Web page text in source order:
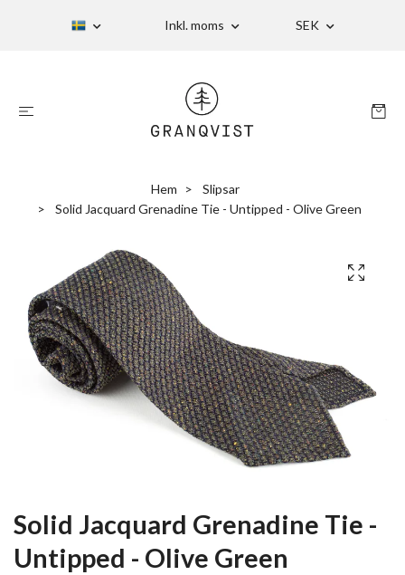
Inkl. moms SEK
Hem
Slipsar
Solid Jacquard Grenadine Tie - Untipped - Olive Green
Solid Jacquard Grenadine Tie -
Untipped - Olive Green